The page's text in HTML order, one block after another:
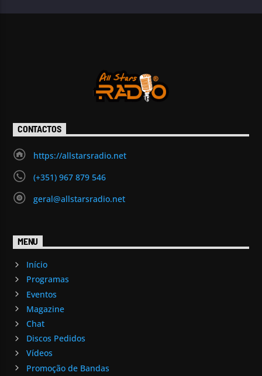
CONTACTOS
https://allstarsradio.net
(+351) 967 879 546
geral@allstarsradio.net
MENU
Início
Programas
Eventos
Magazine
Chat
Discos Pedidos
Vídeos
Promoção de Bandas